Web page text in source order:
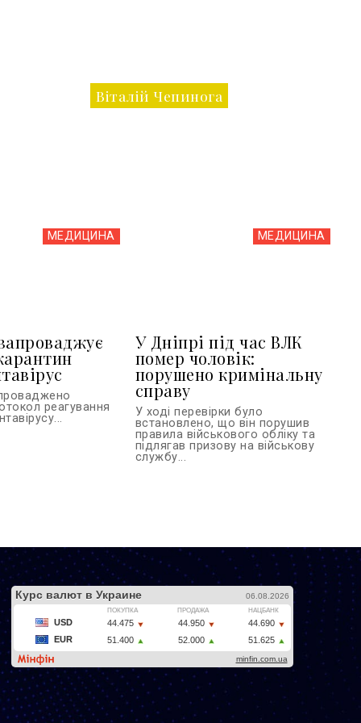
Віталій Чепинога
МЕДИЦИНА
реагування
МЕДИЦИНА
У Дніпрі під час ВЛК
помер чоловік:
порушено кримінальну
справу
У ході перевірки було
встановлено, що він порушив
правила військового обліку та
підлягав призову на військову
службу...